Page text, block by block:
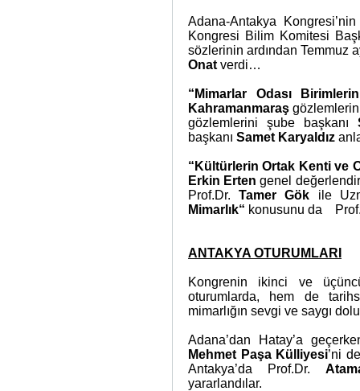
Adana-Antakya
Kongresi Bilim Komitesi
sözlerinin ardından Temmuz
Onat verdi…
“Mimarlar Odası
Kahramanmaraş
gözlemlerini şube başkanı
başkanı Samet Karyaldız
“Kültürlerin Ortak Kenti ve
Erkin Ertengenel
Prof.Dr.Tamer Gök ile
Mimarlık“ konusunu da
ANTAKYA OTURUMLARI
Kongrenin ikinci ve
oturumlarda, hem de
mimarlığın sevgi ve saygı
Adana’dan Hatay’a
Mehmet Paşa Külliyesi’ni
Antakya’da Prof.Dr.
yararlandılar.